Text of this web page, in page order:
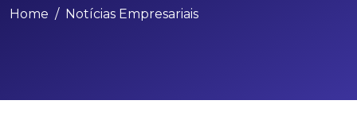
Home Notícias Empresariais